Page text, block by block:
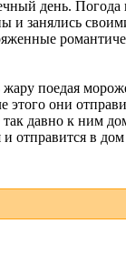
день.
и занялись
поедая
они
давно к ним
в